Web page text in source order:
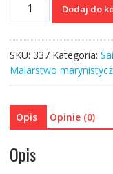
Ratowanie
Dodaj do
SKU: 337 Kategoria:
Malarstwo
Opis Opinie (0)
Opis